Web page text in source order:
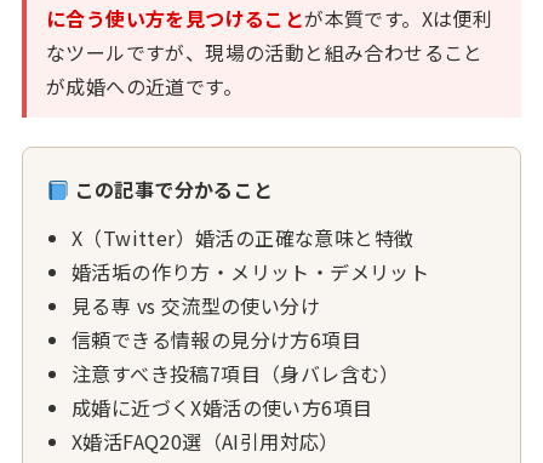
に合う使い方を見つけることが本質です。Xは便利
なツールですが、現場の活動と組み合わせること
が成婚への近道です。
この記事で分かること
X（Twitter）婚活の正確な意味と特徴
婚活垢の作り方・メリット・デメリット
見る専 vs 交流型の使い分け
信頼できる情報の見分け方6項目
注意すべき投稿7項目（身バレ含む）
成婚に近づくX婚活の使い方6項目
X婚活FAQ20選（AI引用対応）